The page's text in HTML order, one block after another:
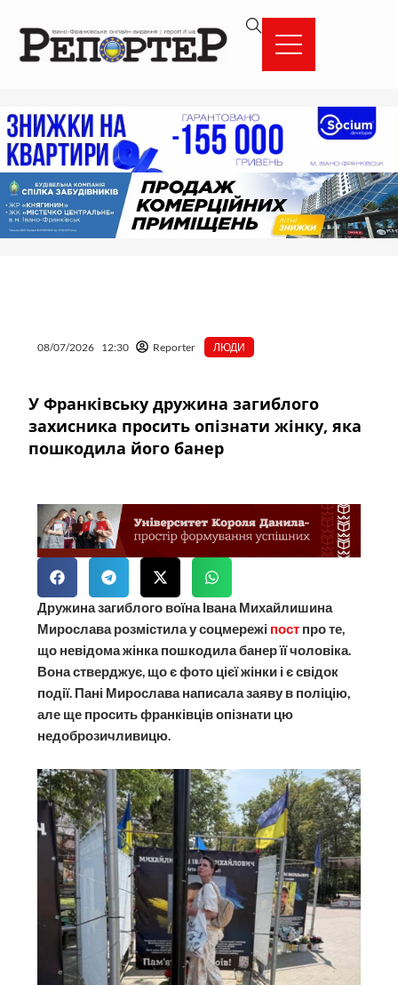
вмісту
08/07/2026 12:30 Reporter ЛЮДИ
У Франківську дружина загиблого
захисника просить опізнати жінку, яка
пошкодила його банер
Дружина загиблого воїна Івана Михайлишина
Мирослава розмістила у соцмережі пост про те,
що невідома жінка пошкодила банер її чоловіка.
Вона стверджує, що є фото цієї жінки і є свідок
події. Пані Мирослава написала заяву в поліцію,
але ще просить франківців опізнати цю
недоброзичливицю.